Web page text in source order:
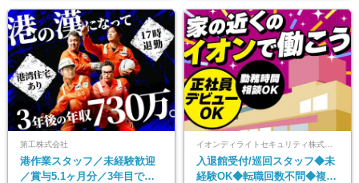
第工株式会社
港作業スタッフ／未経験歓迎
／賞与5.1ヶ月分／3年目で年
入退館受付/巡回スタッフ◆未
経験OK◆転職回数不問◆複数